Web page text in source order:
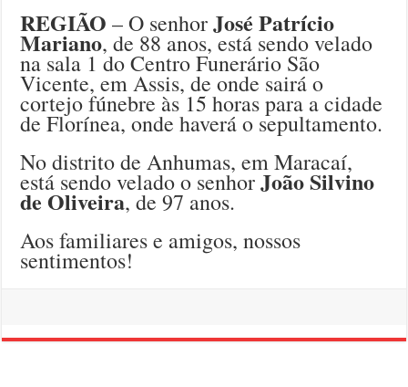
REGIÃO – O senhorJosé Patrício
Mariano, de 88 anos, está sendo velado
na sala 1 do Centro Funerário São
Vicente, em Assis, de onde sairá o
cortejo fúnebre às 15 horas para a cidade
de Florínea, onde haverá o sepultamento.
No distrito de Anhumas, em Maracaí,
está sendo velado o senhorJoão Silvino
de Oliveira, de 97 anos.
Aos familiares e amigos, nossos
sentimentos!